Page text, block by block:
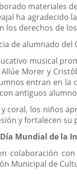
materiales
ha
los derechos de
de alumnado del
musical
Morer y
entran en la
antiguos
coral, los niños
y fortalecen
Mundial de la
colaboración
Municipal de